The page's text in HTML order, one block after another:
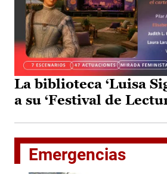
La biblioteca ‘Luisa
a su ‘Festival de
Emergencias